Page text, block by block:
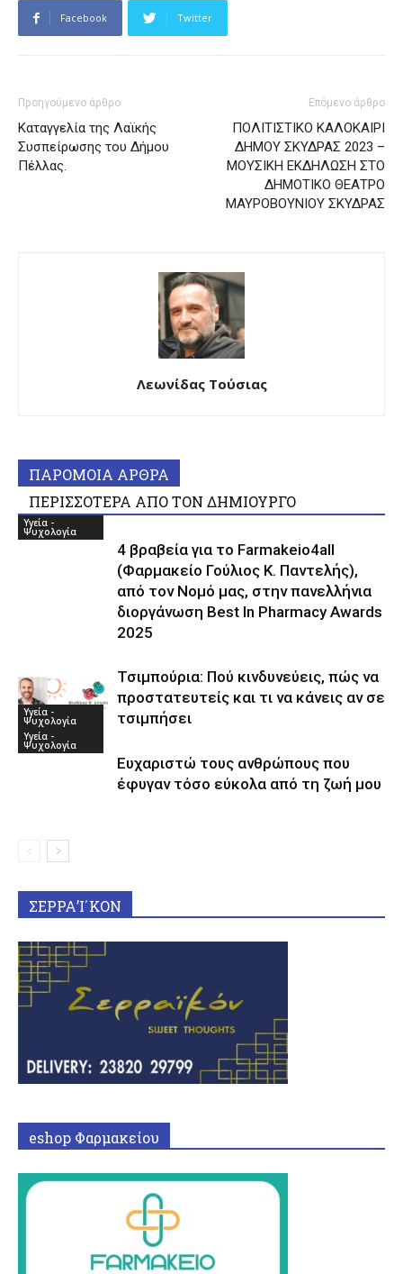
Facebook Twitter
Προηγούμενο άρθρο
Καταγγελία της Λαϊκής
Συσπείρωσης του Δήμου
Πέλλας.
Επόμενο άρθρο
ΠΟΛΙΤΙΣΤΙΚΟ ΚΑΛΟΚΑΙΡΙ
ΔΗΜΟΥ ΣΚΥΔΡΑΣ 2023 –
ΜΟΥΣΙΚΗ ΕΚΔΗΛΩΣΗ ΣΤΟ
ΔΗΜΟΤΙΚΟ ΘΕΑΤΡΟ
ΜΑΥΡΟΒΟΥΝΙΟΥ ΣΚΥΔΡΑΣ
Λεωνίδας Τούσιας
ΠΑΡΟΜΟΙΑ ΑΡΘΡΑ
ΠΕΡΙΣΣΟΤΕΡΑ ΑΠΟ ΤΟΝ ΔΗΜΙΟΥΡΓΟ
Υγεία -
Ψυχολογία
4 βραβεία για το Farmakeio4all
(Φαρμακείο Γούλιος Κ. Παντελής),
από τον Νομό μας, στην πανελλήνια
διοργάνωση Best In Pharmacy Awards
2025
Υγεία -
Ψυχολογία
Τσιμπούρια: Πού κινδυνεύεις, πώς να
προστατευτείς και τι να κάνεις αν σε
τσιμπήσει
Υγεία -
Ψυχολογία
Ευχαριστώ τους ανθρώπους που
έφυγαν τόσο εύκολα από τη ζωή μου
ΣΕΡΡΑ’Ι΄ΚΟΝ
eshop Φαρμακείου